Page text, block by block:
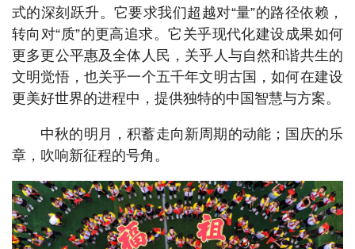
式的深刻跃升。它要求我们超越对“量”的路径依赖，
转向对“质”的更高追求。它关乎现代化建设成果如何
更多更公平惠及全体人民，关乎人与自然和谐共生的
文明觉悟，也关乎一个五千年文明古国，如何在建设
更美好世界的进程中，提供独特的中国智慧与方案。
中秋的明月，积蓄走向新周期的动能；国庆的乐
章，吹响新征程的号角。